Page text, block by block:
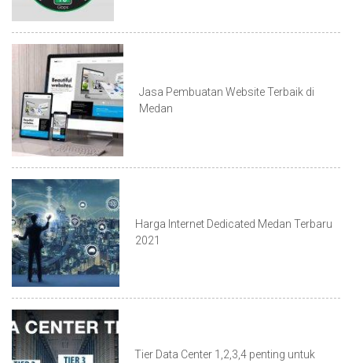
Jasa Pembuatan Website Terbaik di
Medan
Harga Internet Dedicated Medan Terbaru
2021
Tier Data Center 1,2,3,4 penting untuk